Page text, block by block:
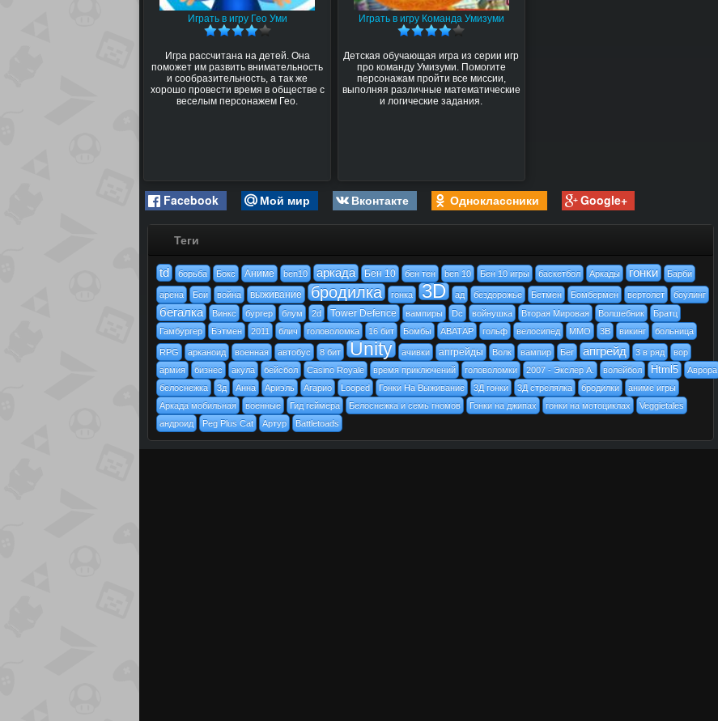
Играть в игру Гео Уми
Игра рассчитана на детей. Она
поможет им развить внимательность
и сообразительность, а так же
хорошо провести время в обществе с
веселым персонажем Гео.
Играть в игру Команда Умизуми
Детская обучающая игра из серии игр
про команду Умизуми. Помогите
персонажам пройти все миссии,
выполняя различные математические
и логические задания.
Facebook Мой мир Вконтакте Одноклассники Google+
Теги
td борьба Бокс Аниме ben10 аркада Бен 10 бен тен ben 10 Бен 10 игры баскетбол Аркады гонки Барби
арена Бои война выживание бродилка гонка 3D ад бездорожье Бетмен Бомбермен вертолет боулинг
бегалка Винкс бургер блум 2d Tower Defence вампиры Dc войнушка Вторая Мировая Волшебник
Братц
Гамбургер
Бэтмен 2011 блич головоломка 16 бит Бомбы АВАТАР гольф велосипед MMO 3В викинг больница
RPG арканоид военная автобус 8 бит Unity ачивки апгрейды Волк вампир Бег апгрейд 3 в ряд
вор
армия
бизнес акула бейсбол Casino Royale время приключений головоломки 2007 - Экслер А. волейбол Html5
Аврора
белоснежка
3д Анна Ариэль Агарио Looped Гонки На Выживание 3Д гонки 3Д стрелялка бродилки
аниме игры
Аркада мобильная
военные Гид геймера Белоснежка и семь гномов Гонки на джипах гонки на мотоциклах
Veggietales
андроид
Peg Plus Cat Артур Battletoads